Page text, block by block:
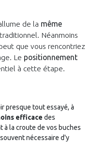
de la même
Néanmoins
que vous rencontriez
Le positionnement
à cette étape.
presque tout essayé, à
efficace des
à la croute de vos buches
nécessaire d'y